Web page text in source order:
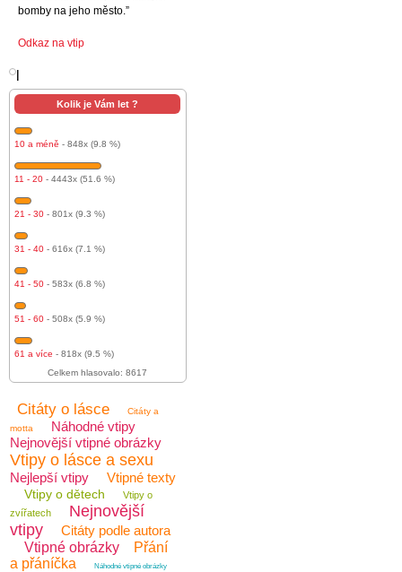
bomby na jeho město.”
Odkaz na vtip
Kolik je Vám let ?
10 a méně - 848x (9.8 %)
11 - 20 - 4443x (51.6 %)
21 - 30 - 801x (9.3 %)
31 - 40 - 616x (7.1 %)
41 - 50 - 583x (6.8 %)
51 - 60 - 508x (5.9 %)
61 a více - 818x (9.5 %)
Celkem hlasovalo: 8617
Citáty o lásce
Citáty a
motta
Náhodné vtipy
Nejnovější vtipné obrázky
Vtipy o lásce a sexu
Nejlepší vtipy Vtipné texty
Vtipy o dětech
Vtipy o
zvířatech
Nejnovější
vtipy
Citáty podle autora
Vtipné obrázky
Přání
a přáníčka
Náhodné vtipné obrázky